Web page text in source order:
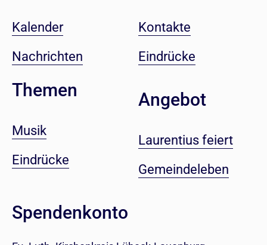
Kalender
Nachrichten
Themen
Musik
Eindrücke
Kontakte
Eindrücke
Angebot
Laurentius feiert
Gemeindeleben
Spendenkonto